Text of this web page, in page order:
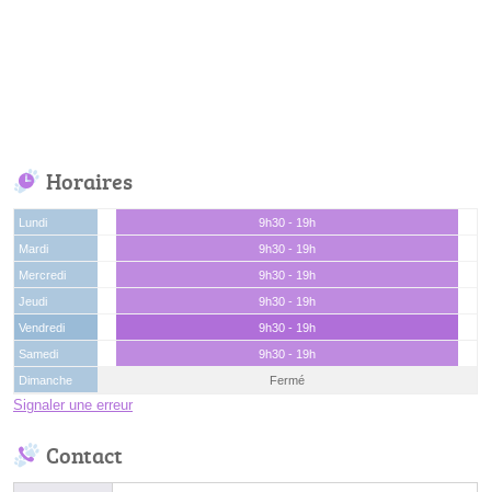
Horaires
Lundi
9h30 - 19h
Mardi
9h30 - 19h
Mercredi
9h30 - 19h
Jeudi
9h30 - 19h
Vendredi
9h30 - 19h
Samedi
9h30 - 19h
Dimanche
Fermé
Signaler une erreur
Contact